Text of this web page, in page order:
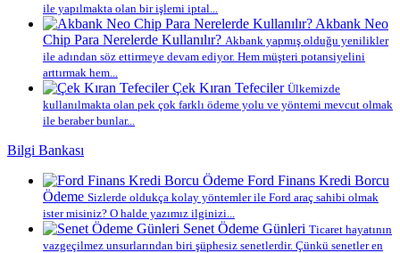
ile yapılmakta olan bir işlemi iptal...
Akbank Neo
Chip Para Nerelerde Kullanılır? Akbank yapmış olduğu yenilikler
ile adından söz ettirmeye devam ediyor. Hem müşteri potansiyelini
arttırmak hem...
Çek Kıran Tefeciler Ülkemizde
kullanılmakta olan pek çok farklı ödeme yolu ve yöntemi mevcut olmak
ile beraber bunlar...
Bilgi Bankası
Ford Finans Kredi Borcu
Ödeme Sizlerde oldukça kolay yöntemler ile Ford araç sahibi olmak
ister misiniz? O halde yazımız ilginizi...
Senet Ödeme Günleri Ticaret hayatının
vazgeçilmez unsurlarından biri şüphesiz senetlerdir. Çünkü senetler en